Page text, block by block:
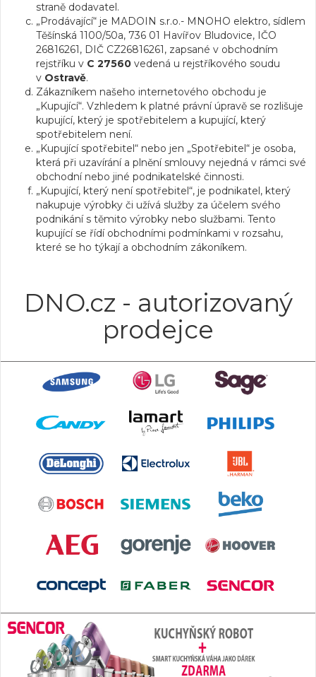
straně dodavatel.
„Prodávající“ je MADOIN s.r.o.- MNOHO elektro, sídlem
Těšínská 1100/50a, 736 01 Havířov Bludovice, IČO
26816261, DIČ CZ26816261, zapsané v obchodním
rejstříku v C 27560 vedená u rejstříkového soudu
v Ostravě.
Zákazníkem našeho internetového obchodu je
„Kupující“. Vzhledem k platné právní úpravě se rozlišuje
kupující, který je spotřebitelem a kupující, který
spotřebitelem není.
„Kupující spotřebitel“ nebo jen „Spotřebitel“ je osoba,
která při uzavírání a plnění smlouvy nejedná v rámci své
obchodní nebo jiné podnikatelské činnosti.
„Kupující, který není spotřebitel“, je podnikatel, který
nakupuje výrobky či užívá služby za účelem svého
podnikání s těmito výrobky nebo službami. Tento
kupující se řídí obchodními podmínkami v rozsahu,
které se ho týkají a obchodním zákoníkem.
DNO.cz - autorizovaný
prodejce